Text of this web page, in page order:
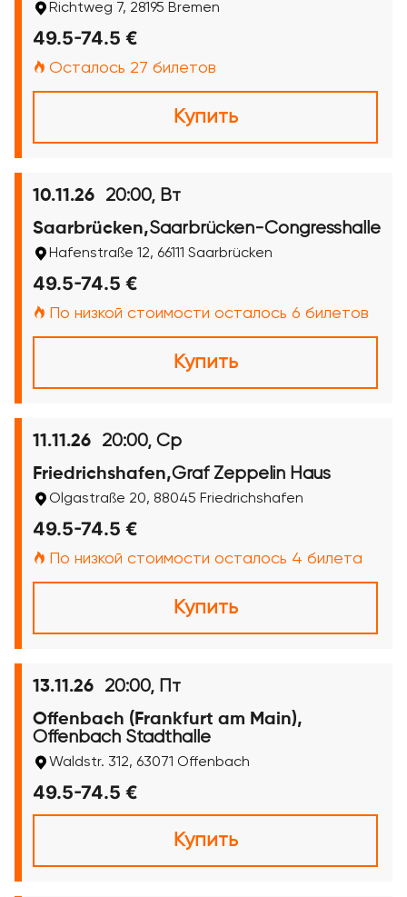
Richtweg 7, 28195 Bremen
49.5-74.5 €
Осталось 27 билетов
Купить
10.11.26 20:00, Вт
Saarbrücken,Saarbrücken-Congresshalle
Hafenstraße 12, 66111 Saarbrücken
49.5-74.5 €
По низкой стоимости осталось 6 билетов
Купить
11.11.26 20:00, Ср
Friedrichshafen,Graf Zeppelin Haus
Olgastraße 20, 88045 Friedrichshafen
49.5-74.5 €
По низкой стоимости осталось 4 билета
Купить
13.11.26 20:00, Пт
Offenbach (Frankfurt am Main),
Offenbach Stadthalle
Waldstr. 312, 63071 Offenbach
49.5-74.5 €
Купить